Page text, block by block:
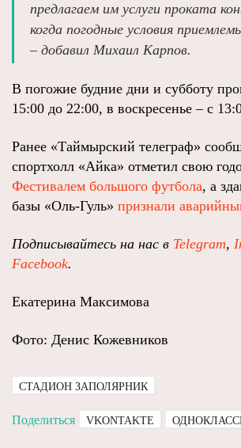
предлагаем им услуги проката
когда погодные условия
– добавил Михаил Карпов.
В погожие будние дни и субботу
15:00 до 22:00, в воскресенье – с
Ранее «Таймырский телеграф»
спортхолл «Айка» отметил свою
Фестивалем большого футбола, а
базы «Оль-Гуль» признали
Подписывайтесь на нас в Telegram,
Facebook.
Екатерина Максимова
Фото: Денис Кожевников
СТАДИОН ЗАПОЛЯРНИК
Поделиться VKONTAKTE